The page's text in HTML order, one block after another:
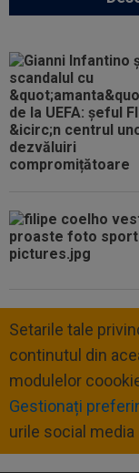
Setarile tale
continutul din
modulelor
Gestionați
urile social media